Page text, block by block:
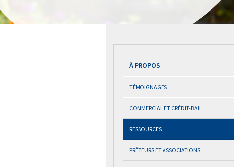
À PROPOS
TÉMOIGNAGES
COMMERCIAL ET CRÉDIT-BAIL
RESSOURCES
PRÊTEURS ET ASSOCIATIONS